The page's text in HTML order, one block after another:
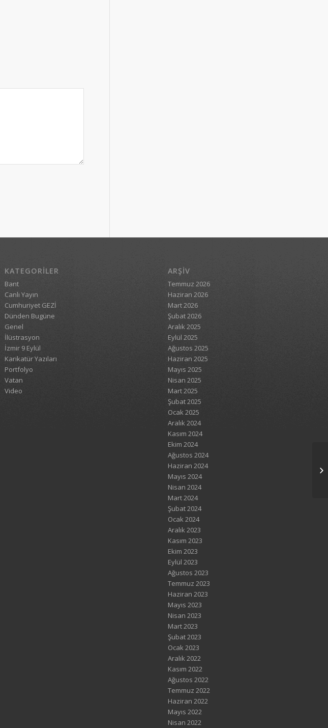
KATEGORILER
Bant
Canlı Yayın
Cumhuriyet GEZİ
Dünden Bugüne
Genel
İlüstrasyon
İzmir 9 Eylül
Karikatür Yazıları
Portfolyo
Vatan
Video
ARŞIV
Temmuz 2026
Haziran 2026
Mart 2026
Şubat 2026
Aralık 2025
Eylül 2025
Ağustos 2025
Haziran 2025
Mayıs 2025
Nisan 2025
Mart 2025
Şubat 2025
Ocak 2025
Aralık 2024
Kasım 2024
Ekim 2024
Ağustos 2024
Haziran 2024
Mayıs 2024
Nisan 2024
Mart 2024
Şubat 2024
Ocak 2024
Aralık 2023
Kasım 2023
Ekim 2023
Eylül 2023
Ağustos 2023
Temmuz 2023
Haziran 2023
Mayıs 2023
Nisan 2023
Mart 2023
Şubat 2023
Ocak 2023
Aralık 2022
Kasım 2022
Ağustos 2022
Temmuz 2022
Haziran 2022
Mayıs 2022
Nisan 2022